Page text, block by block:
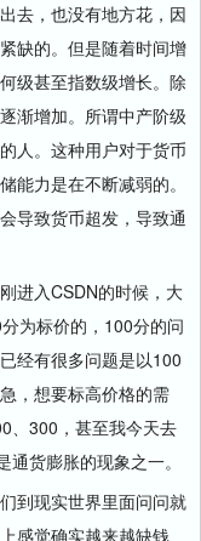
去，也没有地方花，因
缺的。但是随着时间增
级甚至指数级增长。除
渐增加。所谓中产阶级
人。这种用户对于货币
能力是在不断减弱的。
导致货币超发，导致通
进入CSDN的时候，大
为标价的，100分的问
经有很多问题是以100
，想要标高价格的需
、300，甚至我今天去
货膨胀的现象之一。
到现实世界里面问问就
感觉确实越来越缺钱